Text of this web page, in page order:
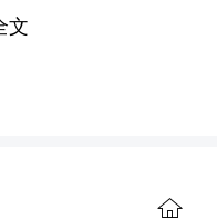
效补充国内煤
省仍将频繁降
均价将呈震荡
文